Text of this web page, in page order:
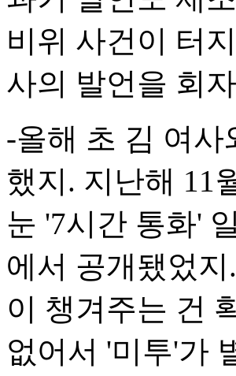
비위 사건이 터
사의 발언을 회
-올해 초 김 여
했지. 지난해 11
눈 '7시간 통화'
에서 공개됐었
이 챙겨주는 건
없어서 '미투'가